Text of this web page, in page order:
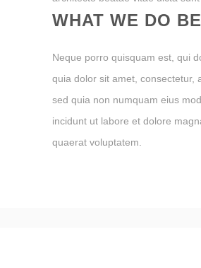
WHAT WE DO
Neque porro quisquam est, qui
quia dolor sit amet, consectetur,
sed quia non numquam eius
incidunt ut labore et dolore
quaerat voluptatem.